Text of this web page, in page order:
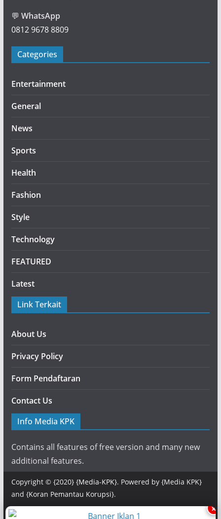
💬 WhatsApp
0812 9678 8809
Categories
Entertainment
General
News
Sports
Health
Fashion
Style
Technology
FEATURED
Latest
Link Terkait
About Us
Privacy Policy
Form Pendaftaran
Contact Us
Info Media KPK
Contains all features of free version and many new
additional features.
Copyright © {2020} {Media-KPK}. Powered by {Media KPK}
and {Koran Pemantau Korupsi}.
×